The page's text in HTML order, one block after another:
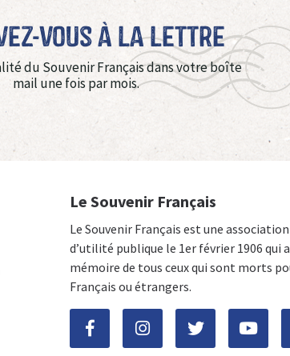
vous à La Lettre
du Souvenir Français dans votre boîte
mail une fois par mois.
Le Souvenir Français
Le Souvenir Français est une
d’utilité publique le 1er février 1906 qui
mémoire de tous ceux qui sont morts
Français ou étrangers.